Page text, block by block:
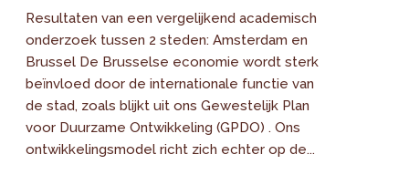
Resultaten van een vergelijkend academisch
onderzoek tussen 2 steden: Amsterdam en
Brussel De Brusselse economie wordt sterk
beïnvloed door de internationale functie van
de stad, zoals blijkt uit ons Gewestelijk Plan
voor Duurzame Ontwikkeling (GPDO) . Ons
ontwikkelingsmodel richt zich echter op de...